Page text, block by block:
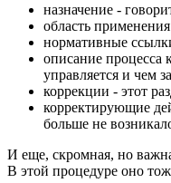
назначение -
область
нормативные
описание процесса
управляется и чем
коррекции - этот
корректирующие
больше не
И еще, скромная, но
В этой процедуре оно